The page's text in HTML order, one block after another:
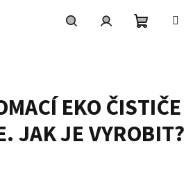
EKO ČISTIČE
JAK JE VYROBIT?